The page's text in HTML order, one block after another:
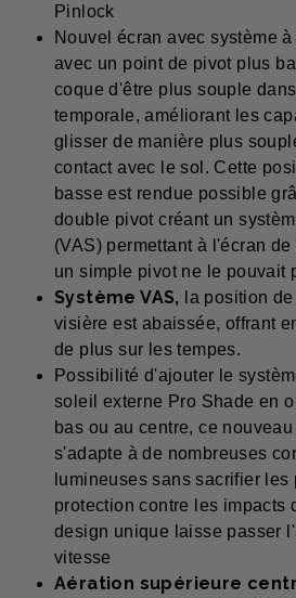
Pinlock
Nouvel écran avec système
avec un point de pivot plus
coque d'être plus souple
temporale, améliorant les
glisser de manière plus
contact avec le sol. Cette
basse est rendue possible
double pivot créant un
(VAS) permettant à l'écran
un simple pivot ne le pouvait
Système VAS,
la position
visière est abaissée, offrant
de plus sur les tempes.
Possibilité d'ajouter le
soleil externe Pro Shade en
bas ou au centre, ce
s'adapte à de nombreuses
lumineuses sans sacrifier les
protection contre les impacts
design unique laisse passer
vitesse
Aération supérieure